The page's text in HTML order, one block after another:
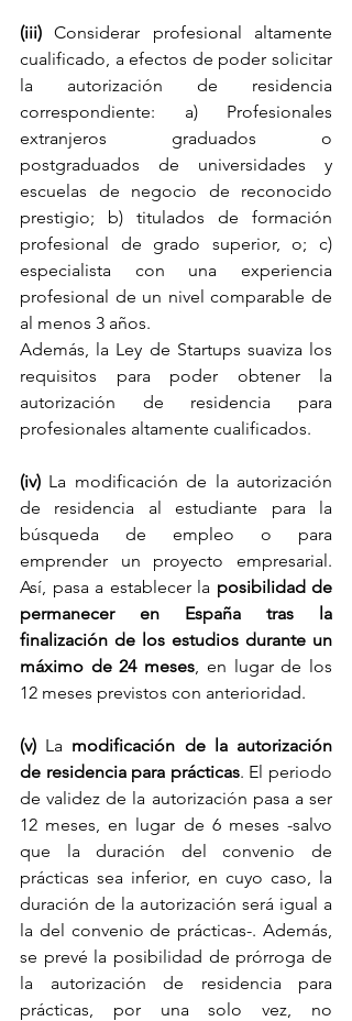
(iii) Considerar profesional altamente
cualificado, a efectos de poder solicitar
la autorización de residencia
correspondiente: a) Profesionales
extranjeros graduados o
postgraduados de universidades y
escuelas de negocio de reconocido
prestigio; b) titulados de formación
profesional de grado superior, o; c)
especialista con una experiencia
profesional de un nivel comparable de
al menos 3 años.
Además, la Ley de Startups suaviza los
requisitos para poder obtener la
autorización de residencia para
profesionales altamente cualificados.
(iv) La modificación de la autorización
de residencia al estudiante para la
búsqueda de empleo o para
emprender un proyecto empresarial.
Así, pasa a establecer la posibilidad de
permanecer en España tras la
finalización de los estudios durante un
máximo de 24 meses, en lugar de los
12 meses previstos con anterioridad.
(v) La modificación de la autorización
de residencia para prácticas. El periodo
de validez de la autorización pasa a ser
12 meses, en lugar de 6 meses -salvo
que la duración del convenio de
prácticas sea inferior, en cuyo caso, la
duración de la autorización será igual a
la del convenio de prácticas-. Además,
se prevé la posibilidad de prórroga de
la autorización de residencia para
prácticas, por una solo vez, no